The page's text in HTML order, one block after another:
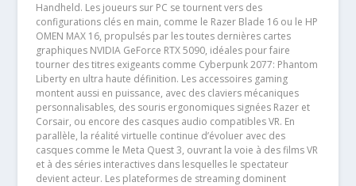
Handheld. Les joueurs sur PC se tournent vers des
configurations clés en main, comme le Razer Blade 16 ou le HP
OMEN MAX 16, propulsés par les toutes dernières cartes
graphiques NVIDIA GeForce RTX 5090, idéales pour faire
tourner des titres exigeants comme Cyberpunk 2077: Phantom
Liberty en ultra haute définition. Les accessoires gaming
montent aussi en puissance, avec des claviers mécaniques
personnalisables, des souris ergonomiques signées Razer et
Corsair, ou encore des casques audio compatibles VR. En
parallèle, la réalité virtuelle continue d’évoluer avec des
casques comme le Meta Quest 3, ouvrant la voie à des films VR
et à des séries interactives dans lesquelles le spectateur
devient acteur. Les plateformes de streaming dominent